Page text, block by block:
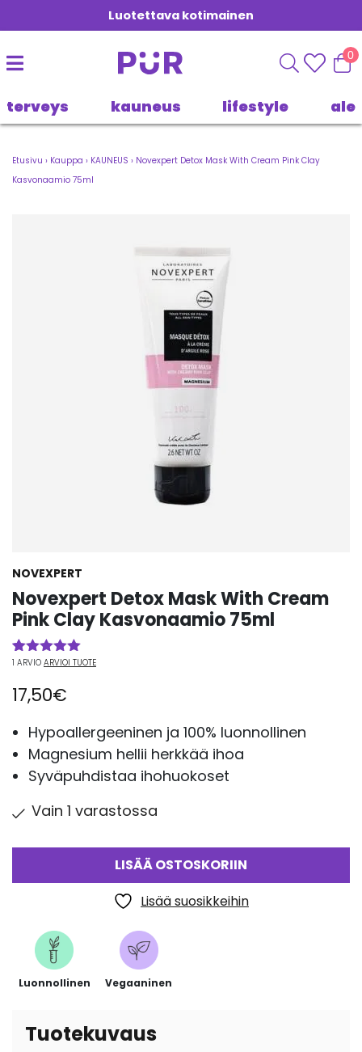
Luotettava kotimainen
0
terveys kauneus lifestyle ale
Etusivu › Kauppa › KAUNEUS › Novexpert Detox Mask With Cream Pink Clay
Kasvonaamio 75ml
NOVEXPERT
Novexpert Detox Mask With Cream
Pink Clay Kasvonaamio 75ml
Arvio5.00
perustuen
1
asiakkaan
1 ARVIO ARVIOI TUOTE
17,50€
Hypoallergeeninen ja 100% luonnollinen
Magnesium hellii herkkää ihoa
Syväpuhdistaa ihohuokoset
Vain 1 varastossa
LISÄÄ OSTOSKORIIN
Lisää suosikkeihin
Luonnollinen Vegaaninen
Tuotekuvaus